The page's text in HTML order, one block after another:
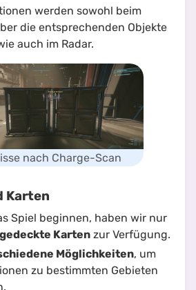
werden sowohl beim
die entsprechenden Objekte
auch im Radar.
nach Charge-Scan
Karten
Spiel beginnen, haben wir nur
Karten zur Verfügung.
Möglichkeiten, um
zu bestimmten Gebieten